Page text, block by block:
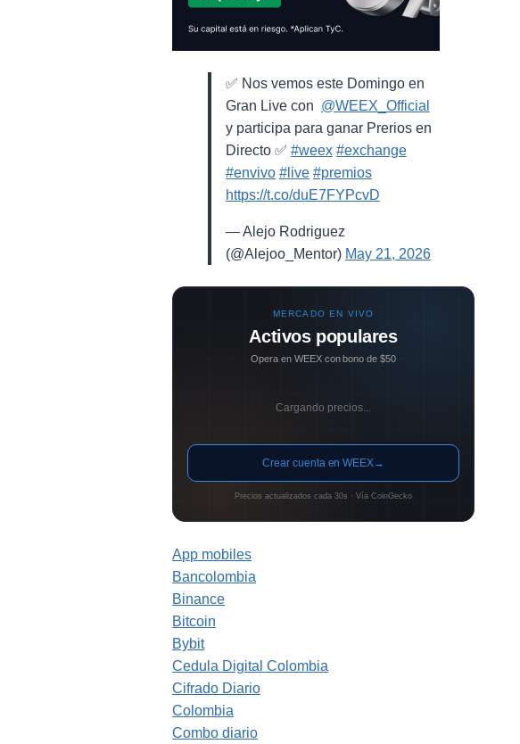
✅ Nos vemos este Domingo en
Gran Live con ⁨ @WEEX_Official
y participa para ganar Prerios en
Directo ✅ #weex #exchange
#envivo #live #premios
https://t.co/duE7FYPcvD
— Alejo Rodriguez
(@Alejoo_Mentor) May 21, 2026
MERCADO EN VIVO
Activos populares
Opera en WEEX con bono de $50
Cargando precios...
Crear cuenta en WEEX→
Precios actualizados cada 30s · Vía CoinGecko
App mobiles
Bancolombia
Binance
Bitcoin
Bybit
Cedula Digital Colombia
Cifrado Diario
Colombia
Combo diario